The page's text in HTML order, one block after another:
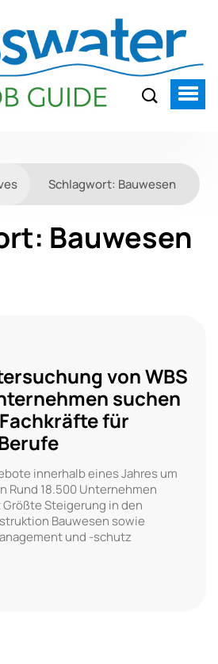
Schlagwort: Bauwesen
Bauwesen
von WBS
suchen
für
innerhalb eines Jahres um
Rund 18.500 Unternehmen
Steigerung in den
Bauwesen sowie
und -schutz